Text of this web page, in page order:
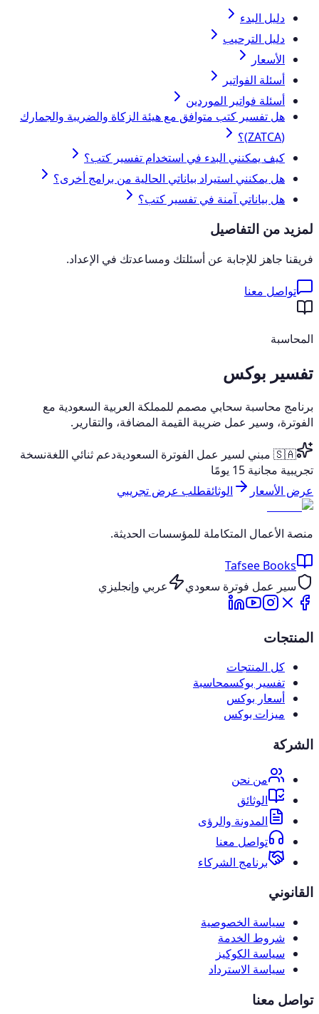
دليل البدء
دليل الترحيب
الأسعار
أسئلة الفواتير
أسئلة فواتير الموردين
هل تفسير كتب متوافق مع هيئة الزكاة والضريبة والجمارك
(ZATCA)؟
كيف يمكنني البدء في استخدام تفسير كتب؟
هل يمكنني استيراد بياناتي الحالية من برامج أخرى؟
هل بياناتي آمنة في تفسير كتب؟
لمزيد من التفاصيل
فريقنا جاهز للإجابة عن أسئلتك ومساعدتك في الإعداد.
تواصل معنا
المحاسبة
تفسير بوكس
برنامج محاسبة سحابي مصمم للمملكة العربية السعودية مع
الفوترة، وسير عمل ضريبة القيمة المضافة، والتقارير.
🇸🇦 مبني لسير عمل الفوترة السعودية دعم ثنائي اللغةنسخة
تجريبية مجانية 15 يومًا
عرض الأسعار
الوثائقطلب عرض تجريبي
منصة الأعمال المتكاملة للمؤسسات الحديثة.
Tafsee Books
سير عمل فوترة سعودي
عربي وإنجليزي
المنتجات
كل المنتجات
تفسير بوكسمحاسبة
أسعار بوكس
ميزات بوكس
الشركة
من نحن
الوثائق
المدونة والرؤى
تواصل معنا
برنامج الشركاء
القانوني
سياسة الخصوصية
شروط الخدمة
سياسة الكوكيز
سياسة الاسترداد
تواصل معنا